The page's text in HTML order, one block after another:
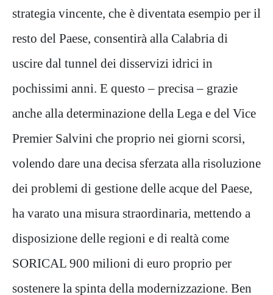
strategia vincente, che è diventata esempio per il
resto del Paese, consentirà alla Calabria di
uscire dal tunnel dei disservizi idrici in
pochissimi anni. E questo – precisa – grazie
anche alla determinazione della Lega e del Vice
Premier Salvini che proprio nei giorni scorsi,
volendo dare una decisa sferzata alla risoluzione
dei problemi di gestione delle acque del Paese,
ha varato una misura straordinaria, mettendo a
disposizione delle regioni e di realtà come
SORICAL 900 milioni di euro proprio per
sostenere la spinta della modernizzazione. Ben